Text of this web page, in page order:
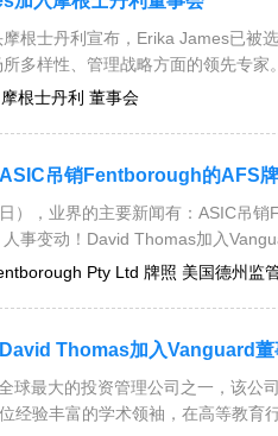
根士丹利宣布，Erika James已被
多样性、管理战略方面的领先专家
根士丹利 董事会
），业界的主要新闻有：ASIC吊
事变动！David Thomas加入
Pty Ltd 牌照 美国德州监
Thomas加入Vanguard董
球最大的投资管理公司之一，该公
经验丰富的学术领袖，在高等教育